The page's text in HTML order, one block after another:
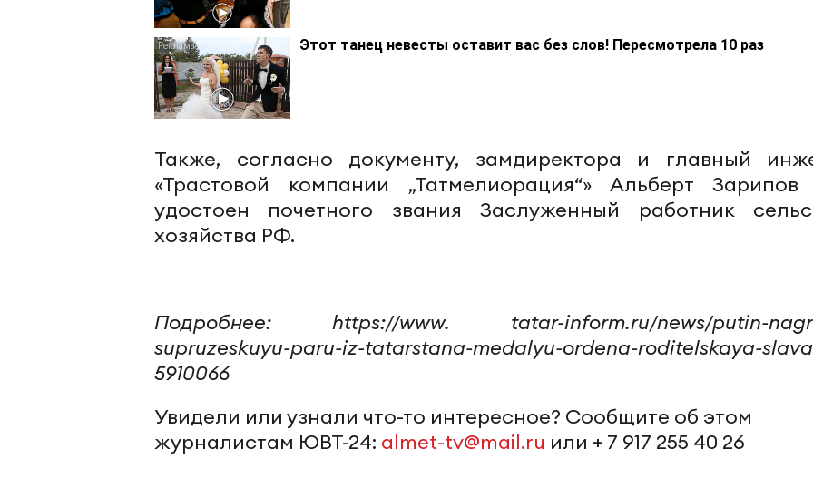
Этот танец невесты оставит вас без слов! Пересмотрела 10 раз
Также, согласно документу, замдиректора и главный
«Трастовой компании „Татмелиорация“» Альберт
удостоен почетного звания Заслуженный работник
хозяйства РФ.
Подробнее: https://www. tatar-inform.ru/news/putin-
supruzeskuyu-paru-iz-tatarstana-medalyu-ordena-roditelskaya-
5910066
Увидели или узнали что-то интересное? Сообщите об этом
журналистам ЮВТ-24: almet-tv@mail.ru или + 7 917 255 40 26